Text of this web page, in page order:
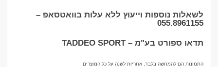
לשאלות נוספות וייעוץ ללא עלות בוואטסאפ –
055.8961155
תדאו ספורט בע"מ – TADDEO SPORT
התמונות הם להמחשה בלבד, אחריות לשנה על כל המוצרים